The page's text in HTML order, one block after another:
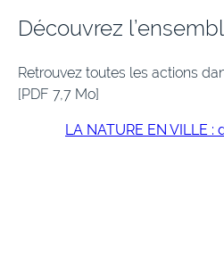
Découvrez
Retrouvez toutes les actions
[PDF 7,7 Mo]
LA NATURE EN VILLE